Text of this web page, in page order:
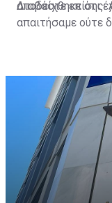
αποδείχθηκε ότι
Διαβάστε επίσης:
απαιτήσαμε ούτε